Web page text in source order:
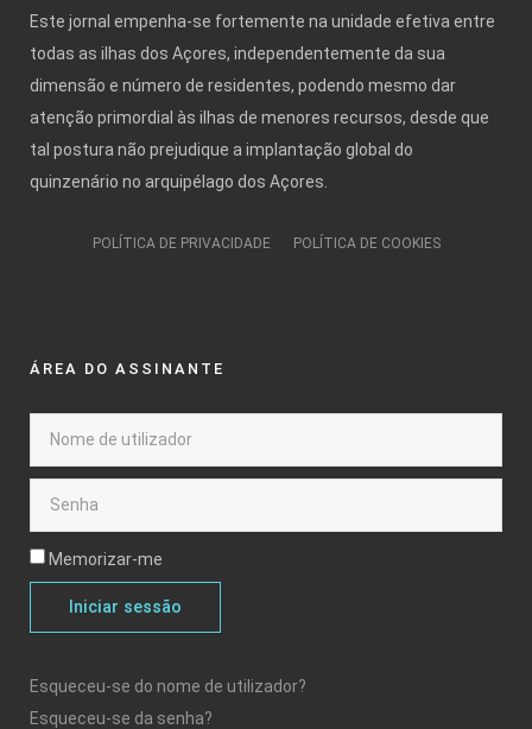
Este jornal empenha-se fortemente na unidade efetiva entre
todas as ilhas dos Açores, independentemente da sua
dimensão e número de residentes, podendo mesmo dar
atenção primordial às ilhas de menores recursos, desde que
tal postura não prejudique a implantação global do
quinzenário no arquipélago dos Açores.
POLÍTICA DE PRIVACIDADE POLÍTICA DE COOKIES
ÁREA DO ASSINANTE
Memorizar-me
Iniciar sessão
Esqueceu-se do nome de utilizador?
Esqueceu-se da senha?